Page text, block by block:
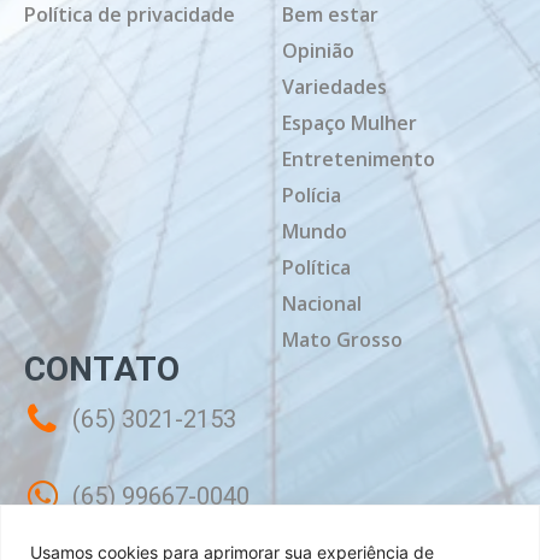
Usamos cookies para aprimorar sua experiência de
Política de privacidade
Bem estar
Opinião
Variedades
Espaço Mulher
Entretenimento
Polícia
Mundo
Política
Nacional
Mato Grosso
CONTATO
(65) 3021-2153
(65) 99667-0040